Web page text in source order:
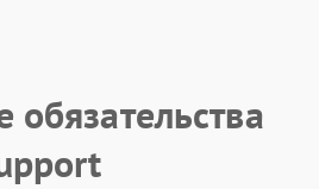
обязательства